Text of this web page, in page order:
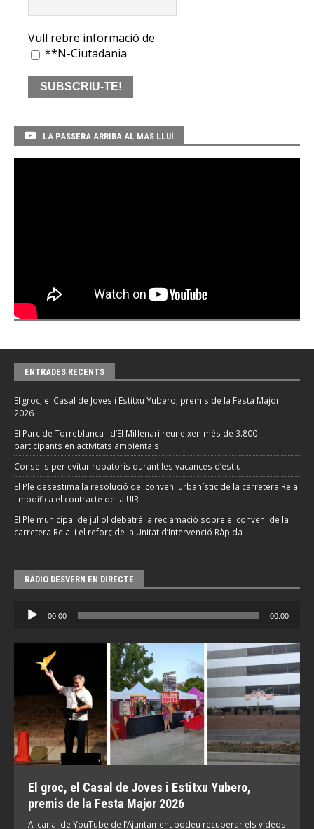
Vull rebre informació de
**N-Ciutadania
LA PASSERA ARRIBA AL MAS LLUÍ
ENTRADES RECENTS
El groc, el Casal de Joves i Estitxu Yubero, premis de la Festa Major
2026
El Parc de Torreblanca i d’El Mil·lenari reuneixen més de 3.800
participants en activitats ambientals
Consells per evitar robatoris durant les vacances d’estiu
El Ple desestima la resolució del conveni urbanístic de la carretera Reial
i modifica el contracte de la UIR
El Ple municipal de juliol debatrà la reclamació sobre el conveni de la
carretera Reial i el reforç de la Unitat d’Intervenció Ràpida
RÀDIO DESVERN EN DIRECTE
Reproductor
d'àudio
00:00 00:00
El groc, el Casal de Joves i Estitxu Yubero,
premis de la Festa Major 2026
Al canal de YouTube de l’Ajuntament podeu recuperar els vídeos